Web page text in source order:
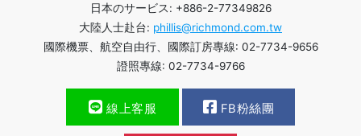
日本のサービス: +886-2-77349826
大陸人士赴台: phillis@richmond.com.tw
國際機票、航空自由行、國際訂房專線: 02-7734-9656
證照專線: 02-7734-9766
線上客服 FB粉絲團